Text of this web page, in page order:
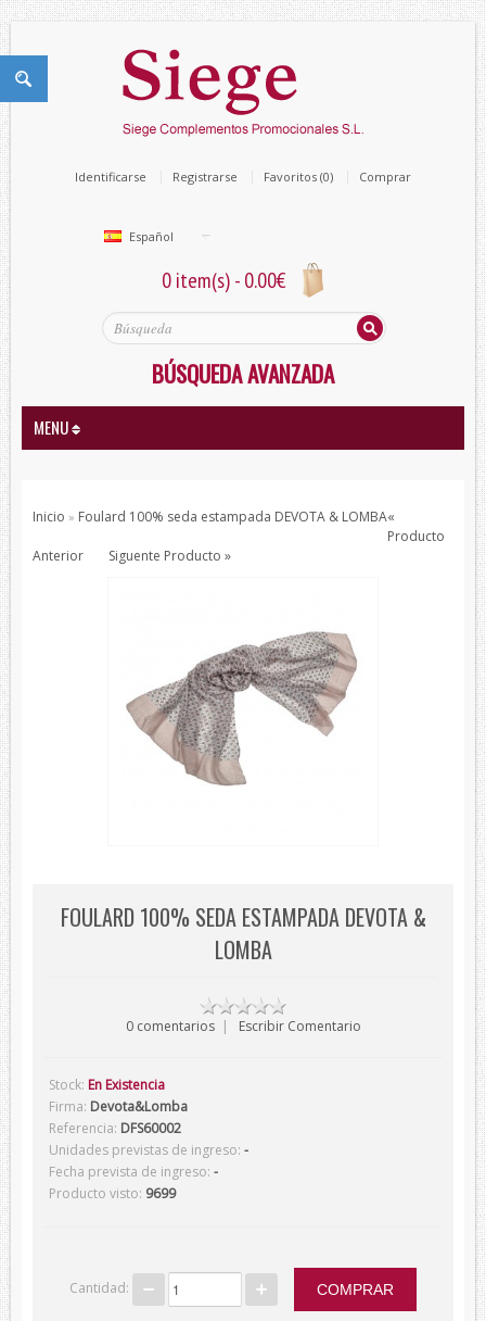
Español
Identificarse Registrarse Favoritos (0) Comprar
0 item(s) - 0.00€
BÚSQUEDA AVANZADA
MENU
Productos de protección
Chales/Foulares Devota&Lomba
Chales/Foulares Howards London
Chales/Foulares Marca Blanca
Piel
Pajaritas
Corbatas Lambertti
Corbatas Howards London
Pañuelos Devota&Lomba
Pañuelos Marca Blanca
Inicio » Foulard 100% seda estampada DEVOTA & LOMBA«
Producto
Anterior
Siguente Producto »
FOULARD 100% SEDA ESTAMPADA DEVOTA &
LOMBA
0 comentarios| Escribir Comentario
Stock: En Existencia
Firma: Devota&Lomba
Referencia: DFS60002
Unidades previstas de ingreso: -
Fecha prevista de ingreso: -
Producto visto: 9699
Cantidad: